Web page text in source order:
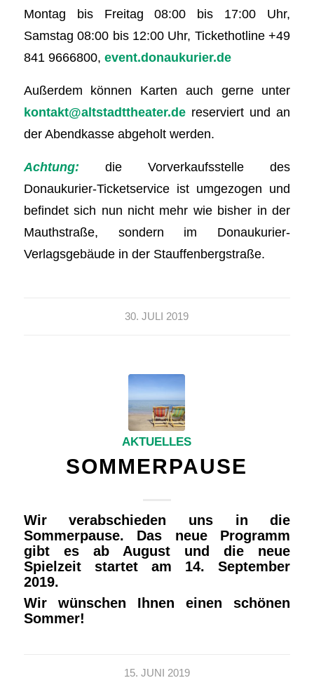
Montag bis Freitag 08:00 bis 17:00 Uhr,
Samstag 08:00 bis 12:00 Uhr, Tickethotline +49
841 9666800, event.donaukurier.de
Außerdem können Karten auch gerne unter
kontakt@altstadttheater.dereserviert und an
der Abendkasse abgeholt werden.
Achtung: die Vorverkaufsstelle des
Donaukurier-Ticketservice ist umgezogen und
befindet sich nun nicht mehr wie bisher in der
Mauthstraße, sondern im Donaukurier-
Verlagsgebäude in der Stauffenbergstraße.
30. JULI 2019
AKTUELLES
SOMMERPAUSE
Wir verabschieden uns in die
Sommerpause. Das neue Programm
gibt es ab August und die neue
Spielzeit startet am 14. September
2019.
Wir wünschen Ihnen einen schönen
Sommer!
15. JUNI 2019